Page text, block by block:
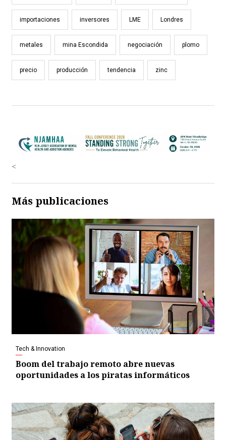
importaciones inversores LME Londres
metales mina Escondida negociación plomo
precio producción tendencia zinc
<
Más publicaciones
Tech & Innovation
Boom del trabajo remoto abre nuevas
oportunidades a los piratas informáticos